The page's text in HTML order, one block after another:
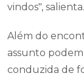
vindos", salienta.
Além do
assunto
conduzida de